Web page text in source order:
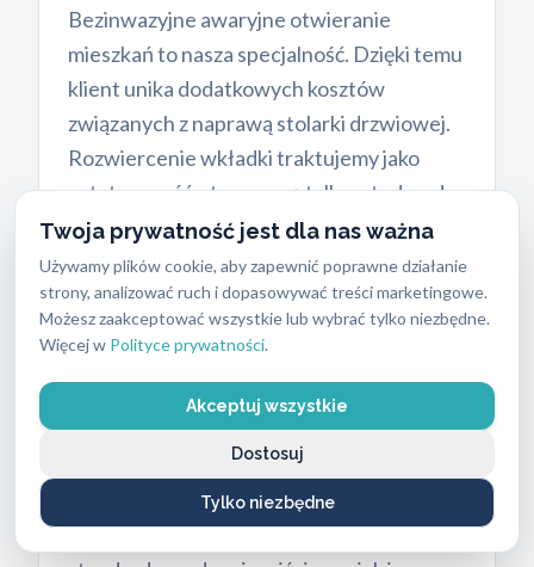
Twoja prywatność jest dla nas ważna
Używamy plików cookie, aby zapewnić poprawne działanie
strony, analizować ruch i dopasowywać treści marketingowe.
Możesz zaakceptować wszystkie lub wybrać tylko niezbędne.
Więcej w Polityce prywatności.
Akceptuj wszystkie
Tylko niezbędne
Dostosuj
Bezinwazyjne awaryjne otwieranie
mieszkań to nasza specjalność. Dzięki temu
klient unika dodatkowych kosztów
związanych z naprawą stolarki drzwiowej.
Rozwiercenie wkładki traktujemy jako
ostateczność, stosowaną tylko wtedy, gdy
mechanizm się zacina lub występuje awaria
zamka.
Jakie drzwi i zamki otwieramy
najczęściej?
Nasi technicy posiadają wiedzę niezbędną
do sforsowania każdego rodzaju
zabezpieczeń. Obsługujemy zarówno